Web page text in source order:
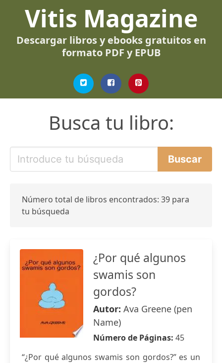
Vitis Magazine
Descargar libros y ebooks gratuitos en
formato PDF y EPUB
Busca tu libro:
Número total de libros encontrados: 39 para
tu búsqueda
¿Por qué algunos
swamis son
gordos?
Autor: Ava Greene (pen
Name)
Número de Páginas: 45
“¿Por qué algunos swamis son gordos?” es un